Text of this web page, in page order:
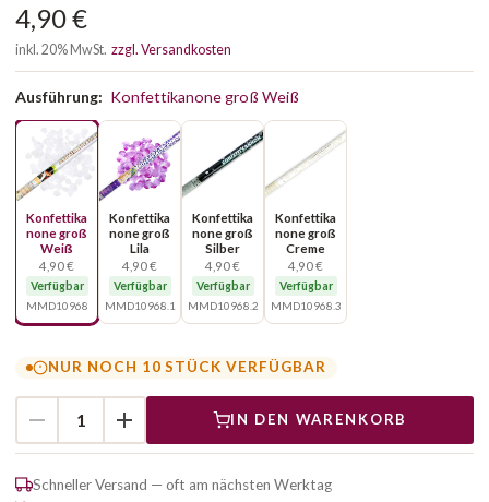
4,90 €
inkl. 20% MwSt. zzgl. Versandkosten
Ausführung: Konfettikanone groß Weiß
Konfettika
none groß
Weiß
4,90 €
Verfügbar
MMD10968
Konfettika
none groß
Lila
4,90 €
Verfügbar
MMD10968.1
Konfettika
none groß
Silber
4,90 €
Verfügbar
MMD10968.2
Konfettika
none groß
Creme
4,90 €
Verfügbar
MMD10968.3
NUR NOCH 10 STÜCK VERFÜGBAR
IN DEN WARENKORB
Schneller Versand — oft am nächsten Werktag